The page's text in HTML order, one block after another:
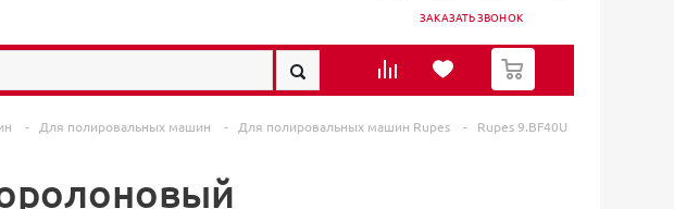
ЗАКАЗАТЬ ЗВОНОК
0
- Для полировальных машин - Для полировальных машин Rupes -
Rupes 9.BF40U